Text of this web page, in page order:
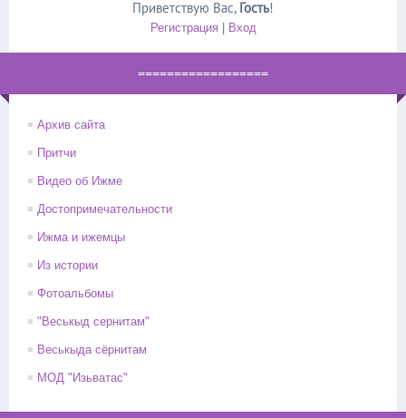
Приветствую Вас, Гость!
Регистрация| Вход
==================
Архив сайта
Притчи
Видео об Ижме
Достопримечательности
Ижма и ижемцы
Из истории
Фотоальбомы
"Веськыд сернитам"
Веськыда сёрнитам
МОД "Изьватас"